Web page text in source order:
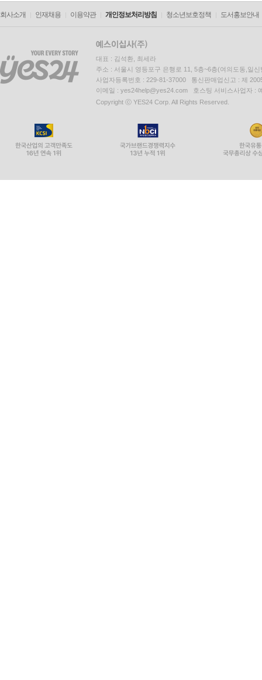
회사소개 인재채용 이용약관 개인정보처리방침 청소년보호정책 도서홍보안내
대표 : 김석환, 최세라
주소 : 서울시 영등포구 은행로 11, 5층~6층(여의도동,일신
사업자등록번호 : 229-81-37000 통신판매업신고 : 제
이메일 : yes24help@yes24.com 호스팅 서비스사업자 :
Copyright ⓒ YES24 Corp. All Rights Reserved.